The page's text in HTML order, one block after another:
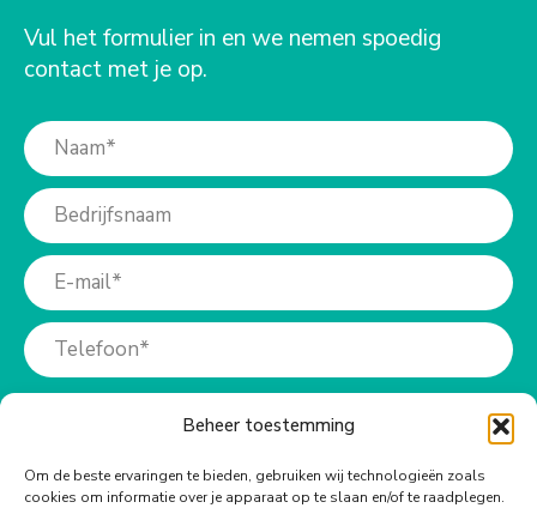
Beheer toestemming
Om de beste ervaringen te bieden, gebruiken wij technologieën zoals
cookies om informatie over je apparaat op te slaan en/of te raadplegen.
Vul het formulier in en we nemen spoedig
contact met je op.